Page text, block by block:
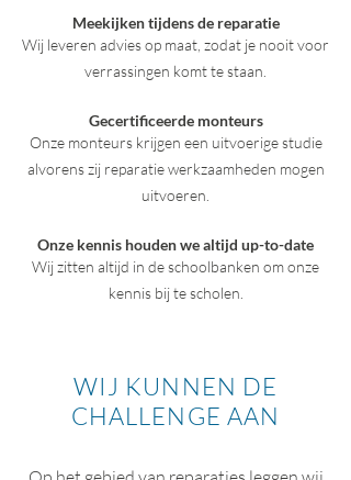
Meekijken tijdens de reparatie
Wij leveren advies op maat, zodat je nooit voor
verrassingen komt te staan.
Gecertificeerde monteurs
Onze monteurs krijgen een uitvoerige studie
alvorens zij reparatie werkzaamheden mogen
uitvoeren.
Onze kennis houden we altijd up-to-date
Wij zitten altijd in de schoolbanken om onze
kennis bij te scholen.
WIJ KUNNEN DE
CHALLENGE AAN